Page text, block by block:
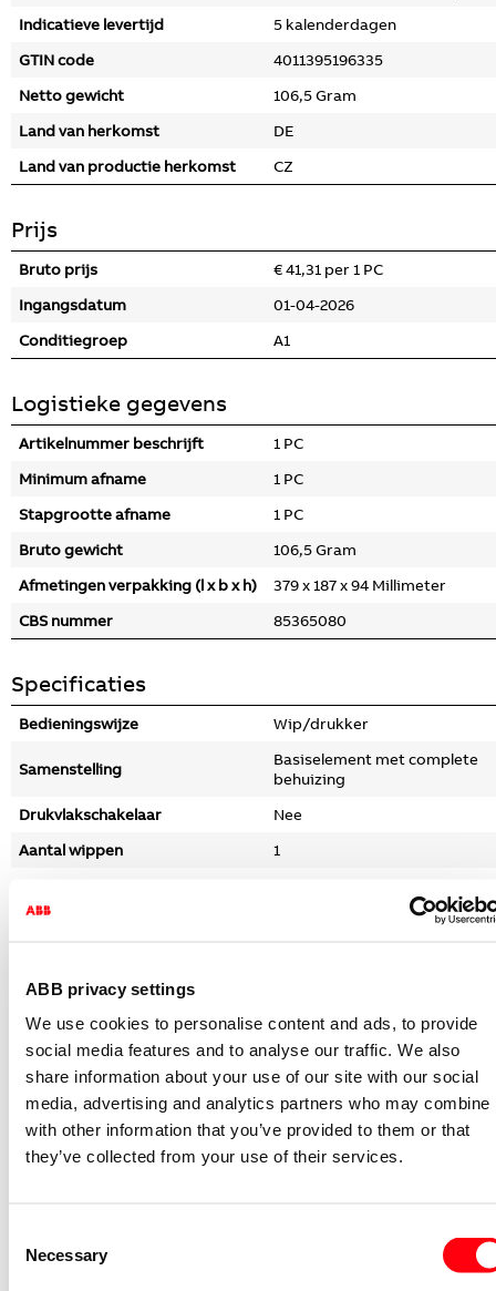
ABB privacy settings
We use cookies to personalise content and ads, to provide
social media features and to analyse our traffic. We also
share information about your use of our site with our social
media, advertising and analytics partners who may combine
with other information that you’ve provided to them or that
they’ve collected from your use of their services.
Selection
Necessary
Indicatieve levertijd
5 kalenderdagen
GTIN code
4011395196335
Netto gewicht
106,5 Gram
Land van herkomst
DE
Land van productie herkomst
CZ
Prijs
Bruto prijs
€ 41,31 per 1 PC
Ingangsdatum
01-04-2026
Conditiegroep
A1
Logistieke gegevens
Artikelnummer beschrijft
1 PC
Minimum afname
1 PC
Stapgrootte afname
1 PC
Bruto gewicht
106,5 Gram
Afmetingen verpakking (l x b x h)
379 x 187 x 94 Millimeter
CBS nummer
85365080
Specificaties
Bedieningswijze Wip/drukker
Samenstelling
Basiselement met complete
behuizing
Drukvlakschakelaar
Nee
Aantal wippen
1
Bevestigingswijze
Schroefbevestiging
Materiaal
Materiaalkwaliteit
Duroplast
Halogeenvrij
Ja
Oppervlaktebescherming
Onbehandeld
Uitvoering oppervlakte
Glanzend
Kleur
Wit